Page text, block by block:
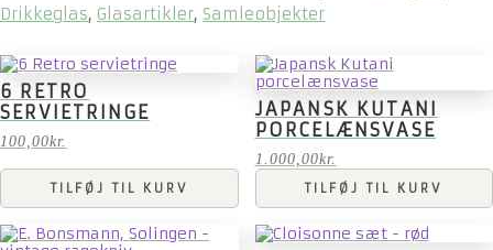
Drikkeglas, Glasartikler, Samleobjekter
6 RETRO
SERVIETRINGE
100,00kr.
TILFØJ TIL KURV
JAPANSK KUTANI
PORCELÆNSVASE
1.000,00kr.
TILFØJ TIL KURV